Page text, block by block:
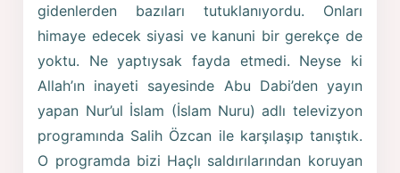
gidenlerden bazıları tutuklanıyordu. Onları
himaye edecek siyasi ve kanuni bir gerekçe de
yoktu. Ne yaptıysak fayda etmedi. Neyse ki
Allah’ın inayeti sayesinde Abu Dabi’den yayın
yapan Nur’ul İslam (İslam Nuru) adlı televizyon
programında Salih Özcan ile karşılaşıp tanıştık.
O programda bizi Haçlı saldırılarından koruyan